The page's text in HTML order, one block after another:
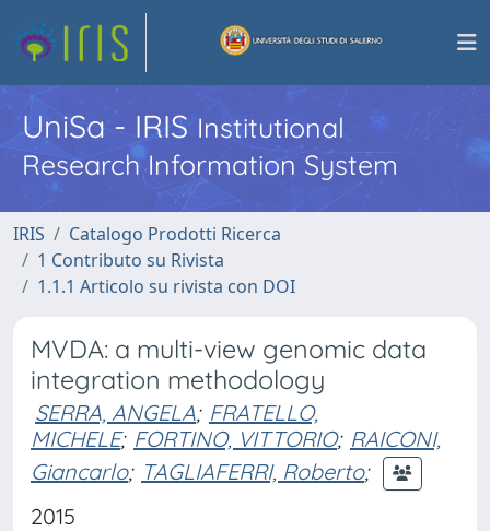
UniSa - IRISInstitutional
Research Information System
IRIS
Catalogo Prodotti Ricerca
1 Contributo su Rivista
1.1.1 Articolo su rivista con DOI
MVDA: a multi-view genomic data
integration methodology
SERRA, ANGELA; FRATELLO,
MICHELE; FORTINO, VITTORIO; RAICONI,
Giancarlo; TAGLIAFERRI, Roberto;
2015